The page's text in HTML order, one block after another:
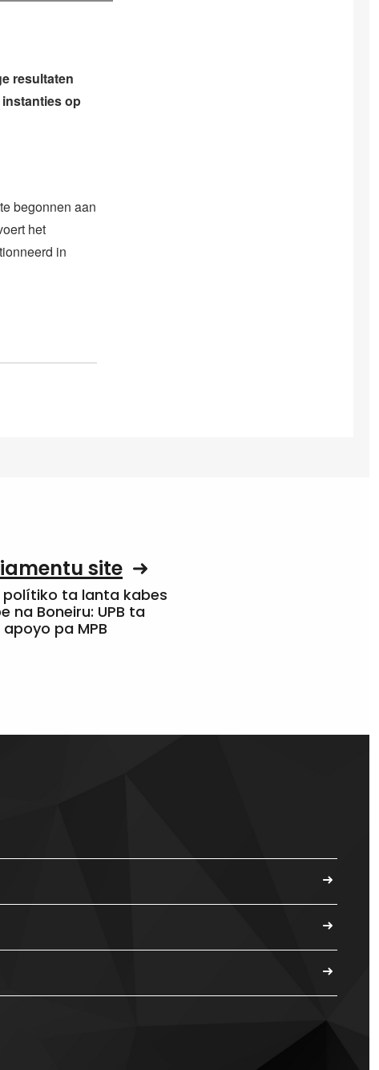
resultaten
op
begonnen aan
het
in
site
polítiko ta lanta kabes
na Boneiru: UPB ta
pa MPB